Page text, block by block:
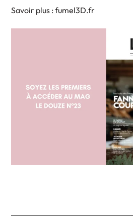
Savoir plus : fumel3D.fr